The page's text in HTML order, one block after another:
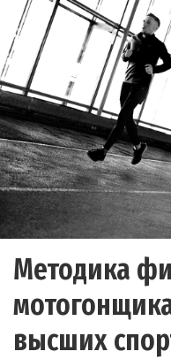
Методика
высших